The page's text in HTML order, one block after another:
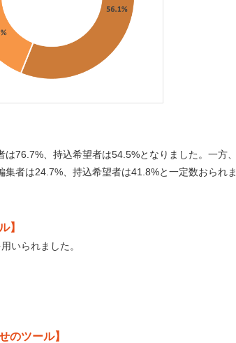
76.7%、持込希望者は54.5%となりました。一方、
者は24.7%、持込希望者は41.8%と一定数おられま
】
いられました。
のツール】